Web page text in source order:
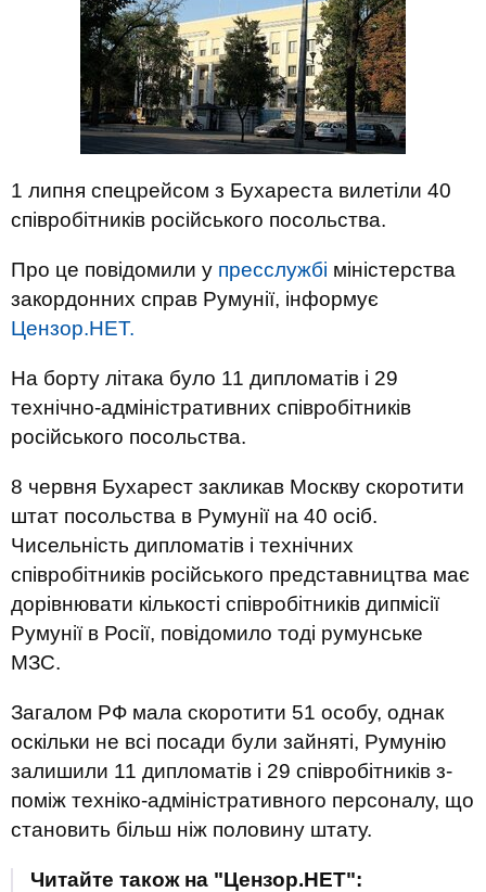
1 липня спецрейсом з Бухареста вилетіли 40
співробітників російського посольства.
Про це повідомили у пресслужбі міністерства
закордонних справ Румунії, інформує
Цензор.НЕТ.
На борту літака було 11 дипломатів і 29
технічно-адміністративних співробітників
російського посольства.
8 червня Бухарест закликав Москву скоротити
штат посольства в Румунії на 40 осіб.
Чисельність дипломатів і технічних
співробітників російського представництва має
дорівнювати кількості співробітників дипмісії
Румунії в Росії, повідомило тоді румунське
МЗС.
Загалом РФ мала скоротити 51 особу, однак
оскільки не всі посади були зайняті, Румунію
залишили 11 дипломатів і 29 співробітників з-
поміж техніко-адміністративного персоналу, що
становить більш ніж половину штату.
Читайте також на "Цензор.НЕТ":